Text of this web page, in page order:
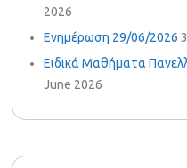
2026
Ενημέρωση 29/06/2026
Ειδικά Μαθήματα
June 2026